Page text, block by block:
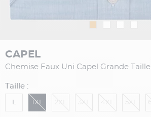
CAPEL
Chemise Faux Uni Capel Grande Taille
Taille :
L 1XL